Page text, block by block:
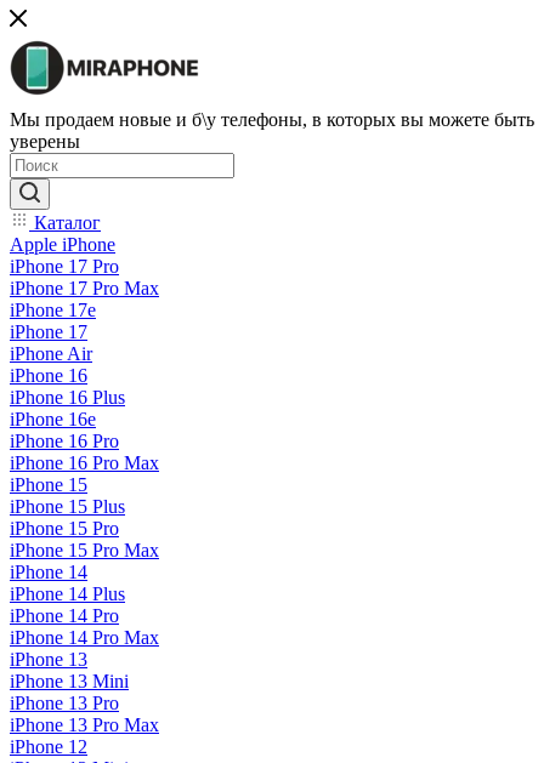
Мы продаем новые и б\у телефоны, в которых вы можете быть
уверены
Каталог
Apple iPhone
iPhone 17 Pro
iPhone 17 Pro Max
iPhone 17e
iPhone 17
iPhone Air
iPhone 16
iPhone 16 Plus
iPhone 16e
iPhone 16 Pro
iPhone 16 Pro Max
iPhone 15
iPhone 15 Plus
iPhone 15 Pro
iPhone 15 Pro Max
iPhone 14
iPhone 14 Plus
iPhone 14 Pro
iPhone 14 Pro Max
iPhone 13
iPhone 13 Mini
iPhone 13 Pro
iPhone 13 Pro Max
iPhone 12